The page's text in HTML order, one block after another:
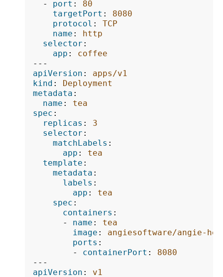
- port :
80
targetPort :
8080
protocol :
TCP
name :
http
selector :
app :
coffee
---
apiVersion :
apps/v1
kind :
Deployment
metadata :
name :
tea
spec :
replicas :
3
selector :
matchLabels :
app :
tea
template :
metadata :
labels :
app :
tea
spec :
containers :
-
name :
tea
image :
angiesoftware/angie-
ports :
-
containerPort :
8080
---
apiVersion :
v1